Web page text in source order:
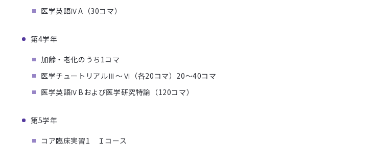
医学英語ⅣA（30コマ）
第4学年
加齢・老化のうち1コマ
医学チュートリアルⅢ～Ⅵ（各20コマ）20～40コマ
医学英語ⅣBおよび医学研究特論（120コマ）
第5学年
コア臨床実習1 Ｉコース